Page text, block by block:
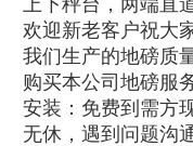
上下秤台，两端直
欢迎新老客户祝大
我们生产的地磅质
购买本公司地磅服
安装：免费到需方
无休，遇到问题沟